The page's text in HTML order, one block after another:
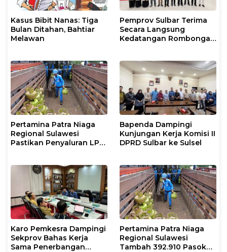
Kasus Bibit Nanas: Tiga
Bulan Ditahan, Bahtiar
Melawan
Pemprov Sulbar Terima
Secara Langsung
Kedatangan Rombongan
Pertamina Patra Niaga
Regional Sulawesi
Pastikan Penyaluran LPG
Pasokan Selama Periode
Hari Raya Idul adha
Bapenda Dampingi
Kunjungan Kerja Komisi II
DPRD Sulbar ke Sulsel
Karo Pemkesra Dampingi
Sekprov Bahas Kerja
Sama Penerbangan
Pertamina Patra Niaga
Regional Sulawesi
Tambah 392.910 Pasokan